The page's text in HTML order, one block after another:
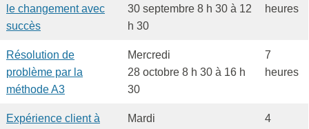
le changement avec
succès
30 septembre 8 h 30 à 12
h 30
heures
Résolution de
problème par la
méthode A3
Mercredi
28 octobre 8 h 30 à 16 h
30
7
heures
Expérience client à
Mardi
4